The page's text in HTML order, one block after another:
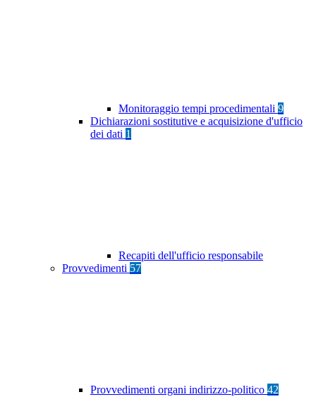
Monitoraggio tempi procedimentali 9
Dichiarazioni sostitutive e acquisizione d'ufficio
dei dati 1
Recapiti dell'ufficio responsabile
Provvedimenti 57
Provvedimenti organi indirizzo-politico 42